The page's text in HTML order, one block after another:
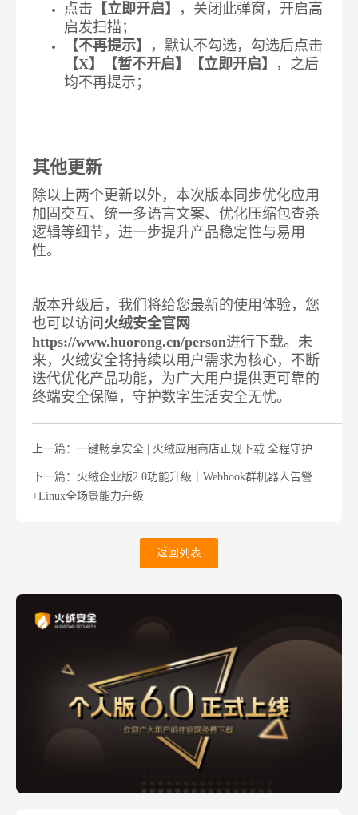
点击 【立即开启】
，关闭此弹窗，开启高
启发扫描；
【不再提示】
，默认不勾选，勾选后点击
【X】【暂不开启】【立即开启】
，之后
均不再提示；
其他更新
除以上两个更新以外，本次版本同步优化应用
加固交互、统一多语言文案、优化压缩包查杀
逻辑等细节，进一步提升产品稳定性与易用
性。
版本升级后，我们将给您最新的使用体验，您
也可以访问 火绒安全官网
https://www.huorong.cn/person进行下载。未
来，火绒安全将持续以用户需求为核心，不断
迭代优化产品功能，为广大用户提供更可靠的
终端安全保障，守护数字生活安全无忧。
上一篇：一键畅享安全 | 火绒应用商店正规下载 全程守护
下一篇：火绒企业版2.0功能升级｜Webhook群机器人告警
+Linux全场景能力升级
返回列表